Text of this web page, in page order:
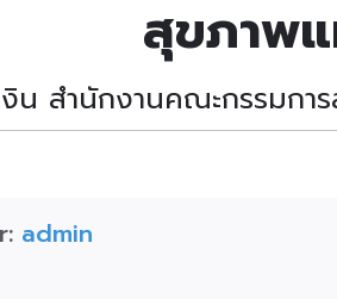
สุขภาพ
งิน สำนักงานคณะกรรมกา
admin